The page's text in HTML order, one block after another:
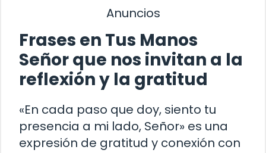
Anuncios
Frases en Tus Manos
Señor que nos invitan a la
reflexión y la gratitud
«En cada paso que doy, siento tu
presencia a mi lado, Señor» es una
expresión de gratitud y conexión con